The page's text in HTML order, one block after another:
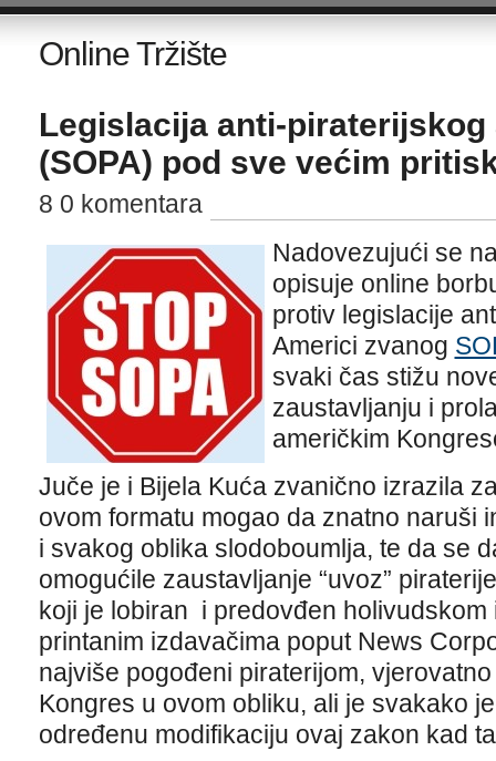
Online Tržište
Legislacija anti-piraterijskog
(SOPA) pod sve većim
8 0 komentara
Nadovezujući se
opisuje online
protiv legislacije
Americi zvanog
svaki čas stižu
zaustavljanju i
američkim
Juče je i Bijela Kuća zvanično izrazila
ovom formatu mogao da znatno naruši
i svakog oblika slodoboumlja, te da se
omogućile zaustavljanje “uvoz”
koji je lobiran i predovđen
printanim izdavačima poput News
najviše pogođeni piraterijom,
Kongres u ovom obliku, ali je svakako
određenu modifikaciju ovaj zakon kad